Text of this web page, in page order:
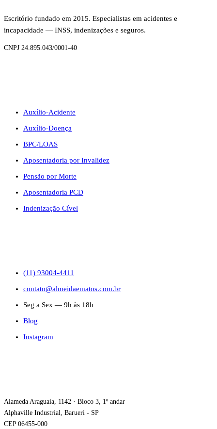
Escritório fundado em 2015. Especialistas em acidentes e
incapacidade — INSS, indenizações e seguros.
CNPJ 24.895.043/0001-40
Auxílio-Acidente
Auxílio-Doença
BPC/LOAS
Aposentadoria por Invalidez
Pensão por Morte
Aposentadoria PCD
Indenização Cível
(11) 93004-4411
contato@almeidaematos.com.br
Seg a Sex — 9h às 18h
Blog
Instagram
Alameda Araguaia, 1142 · Bloco 3, 1º andar
Alphaville Industrial, Barueri - SP
CEP 06455-000